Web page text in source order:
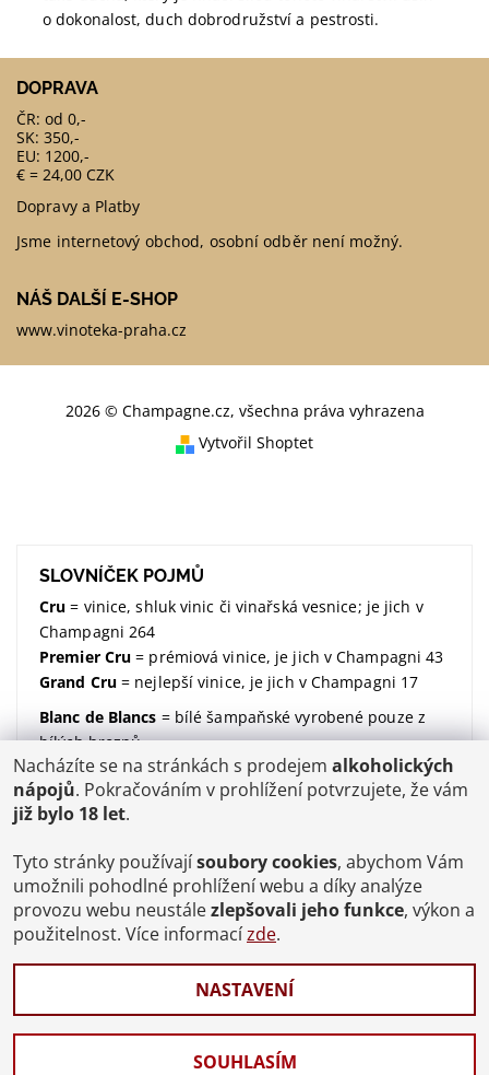
o dokonalost, duch dobrodružství a pestrosti.
DOPRAVA
ČR: od 0,-
SK: 350,-
EU: 1200,-
€ = 24,00 CZK
Dopravy a Platby
Jsme internetový obchod, osobní odběr není možný.
NÁŠ DALŠÍ E-SHOP
www.vinoteka-praha.cz
2026 © Champagne.cz, všechna práva vyhrazena
Vytvořil Shoptet
SLOVNÍČEK POJMŮ
Cru = vinice, shluk vinic či vinařská vesnice; je jich v
Champagni 264
Premier Cru = prémiová vinice, je jich v Champagni 43
Grand Cru= nejlepší vinice, je jich v Champagni 17
Blanc de Blancs = bílé šampaňské vyrobené pouze z
bílých hroznů
Blanc de Noirs= bílé šampaňské vyrobené pouze z
modrých hroznů
dosáž / dosage / dávkování
cukru (udávané v gramech na litr)
Brut= suchý; značí kolik dodaného cukru v sobě
šampaňské má; více zde
degorgement / disgorgement / degorzáž / odstřelení
/ odkalení= proces, kdy se šampaňské zbaví kvasinek
a ukončí se tak jeho druhé zrání
Celý slovníček pojmů
Nacházíte se na stránkách s prodejem alkoholických
nápojů. Pokračováním v prohlížení potvrzujete, že vám
již bylo 18 let.
Tyto stránky používajísoubory cookies, abychom Vám
umožnili pohodlné prohlížení webu a díky analýze
provozu webu neustálezlepšovali jeho funkce, výkon a
použitelnost. Více informacízde.
NASTAVENÍ
SOUHLASÍM